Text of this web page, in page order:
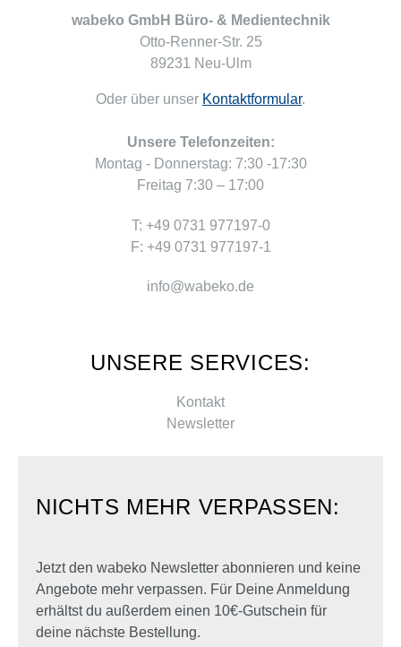
wabeko GmbH Büro- & Medientechnik
Otto-Renner-Str. 25
89231 Neu-Ulm
Oder über unser Kontaktformular.
Unsere Telefonzeiten:
Montag - Donnerstag: 7:30 -17:30
Freitag 7:30 – 17:00
T: +49 0731 977197-0
F: +49 0731 977197-1
info@wabeko.de
UNSERE SERVICES:
Kontakt
Newsletter
NICHTS MEHR VERPASSEN:
Jetzt den wabeko Newsletter abonnieren und keine
Angebote mehr verpassen. Für Deine Anmeldung
erhältst du außerdem einen 10€-Gutschein für
deine nächste Bestellung.